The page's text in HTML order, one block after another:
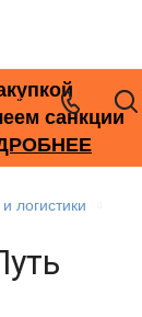
33
санкции
логистики